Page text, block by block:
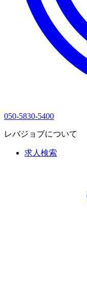
050-5830-5400
レバジョブについて
求人検索